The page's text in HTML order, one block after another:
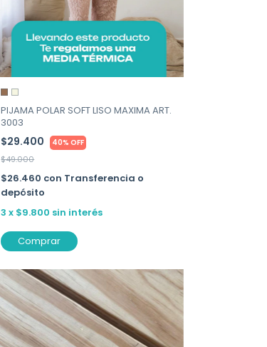
PIJAMA POLAR SOFT LISO MAXIMA ART.
3003
$29.400 40% OFF
$49.000
$26.460 con Transferencia o
depósito
3 x $9.800 sin interés
Comprar